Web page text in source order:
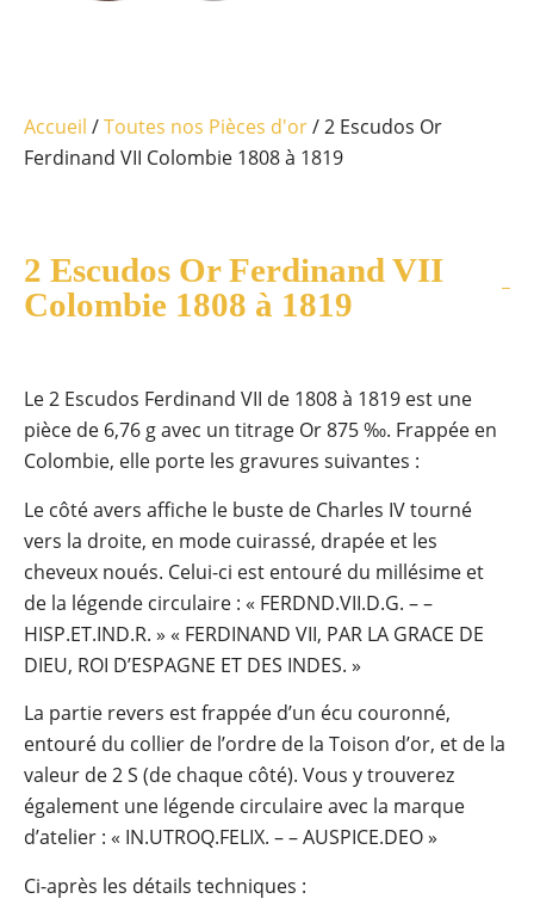
Accueil /Toutes nos Pièces d'or/ 2 Escudos Or
Ferdinand VII Colombie 1808 à 1819
2 Escudos Or Ferdinand VII
Colombie 1808 à 1819
Le 2 Escudos Ferdinand VII de 1808 à 1819 est une
pièce de 6,76 g avec un titrage Or 875 ‰. Frappée en
Colombie, elle porte les gravures suivantes :
Le côté avers affiche le buste de Charles IV tourné
vers la droite, en mode cuirassé, drapée et les
cheveux noués. Celui-ci est entouré du millésime et
de la légende circulaire : « FERDND.VII.D.G. – –
HISP.ET.IND.R. » « FERDINAND VII, PAR LA GRACE DE
DIEU, ROI D’ESPAGNE ET DES INDES. »
La partie revers est frappée d’un écu couronné,
entouré du collier de l’ordre de la Toison d’or, et de la
valeur de 2 S (de chaque côté). Vous y trouverez
également une légende circulaire avec la marque
d’atelier : « IN.UTROQ.FELIX. – – AUSPICE.DEO »
Ci-après les détails techniques :